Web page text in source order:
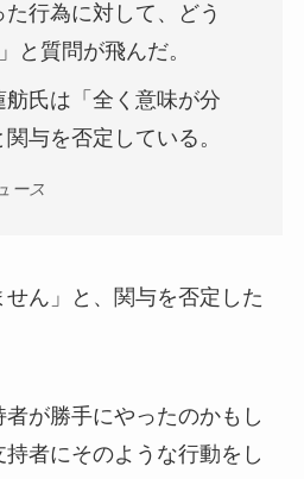
行為に対して、どう
と質問が飛んだ。
舫氏は「全く意味が分
与を否定している。
ース
せん」と、関与を否定した
が勝手にやったのかもし
者にそのような行動をし